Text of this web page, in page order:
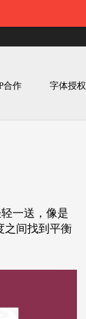
合作 字体授权
一送，像是
之间找到平衡